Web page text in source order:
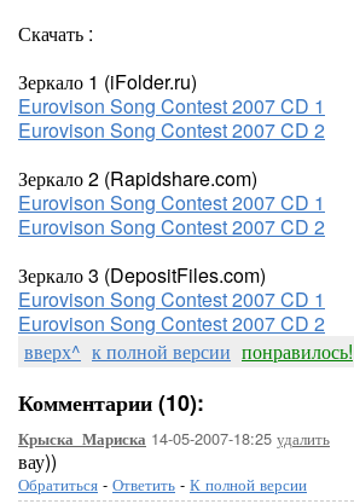
Скачать :
Зеркало 1 (iFolder.ru)
Eurovison Song Contest 2007 CD 1
Eurovison Song Contest 2007 CD 2
Зеркало 2 (Rapidshare.com)
Eurovison Song Contest 2007 CD 1
Eurovison Song Contest 2007 CD 2
Зеркало 3 (DepositFiles.com)
Eurovison Song Contest 2007 CD 1
Eurovison Song Contest 2007 CD 2
вверх^ к полной версии понравилось!
Комментарии (10):
Крыска_Мариска 14-05-2007-18:25 удалить
вау))
Обратиться - Ответить - К полной версии